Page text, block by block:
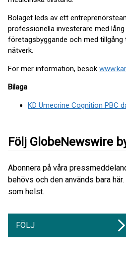
Bolaget leds av ett
professionella investerare med
företagsbyggande och med
nätverk.
För mer information, besök
Bilaga
KD Umecrine Cognition PBC
Följ GlobeNewswire
Abonnera på våra
behövs och den används bara
som helst.
FÖLJ